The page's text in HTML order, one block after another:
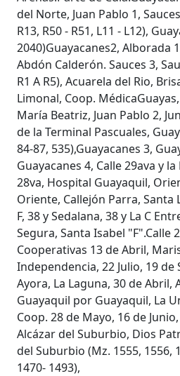
del Norte, Juan Pablo 1,
R13, R50 - R51, L11 - L12),
2040)Guayacanes2, Alborada
Abdón Calderón. Sauces 3,
R1 A R5), Acuarela del Rio,
Limonal, Coop.
María Beatriz, Juan Pablo 2,
de la Terminal Pascuales,
84-87, 535),Guayacanes 3,
Guayacanes 4, Calle 29ava y
28va, Hospital Guayaquil,
Oriente, Callejón Parra, Santa
F, 38 y Sedalana, 38 y La C
Segura, Santa Isabel "F".Calle
Cooperativas 13 de Abril,
Independencia, 22 Julio, 19
Ayora, La Laguna, 30 de Abril,
Guayaquil por Guayaquil, La
Coop. 28 de Mayo, 16 de
Alcázar del Suburbio, Dios
del Suburbio (Mz. 1555, 1556,
1470- 1493),